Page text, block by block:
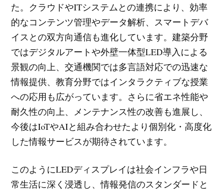
た。クラウドやITシステムとの連携により、効率
的なコンテンツ管理やデータ解析、スマートデバ
イスとの双方向通信も進化しています。建築分野
ではデジタルアートや外壁一体型LED導入による
景観の向上、交通機関では多言語対応での迅速な
情報提供、教育分野ではインタラクティブな授業
への応用も広がっています。さらに省エネ性能や
耐久性の向上、メンテナンス性の改善も進展し、
今後はIoTやAIと組み合わせたより個別化・高度化
した情報サービスが期待されています。
このようにLEDディスプレイは社会インフラや日
常生活に深く浸透し、情報発信のスタンダードと